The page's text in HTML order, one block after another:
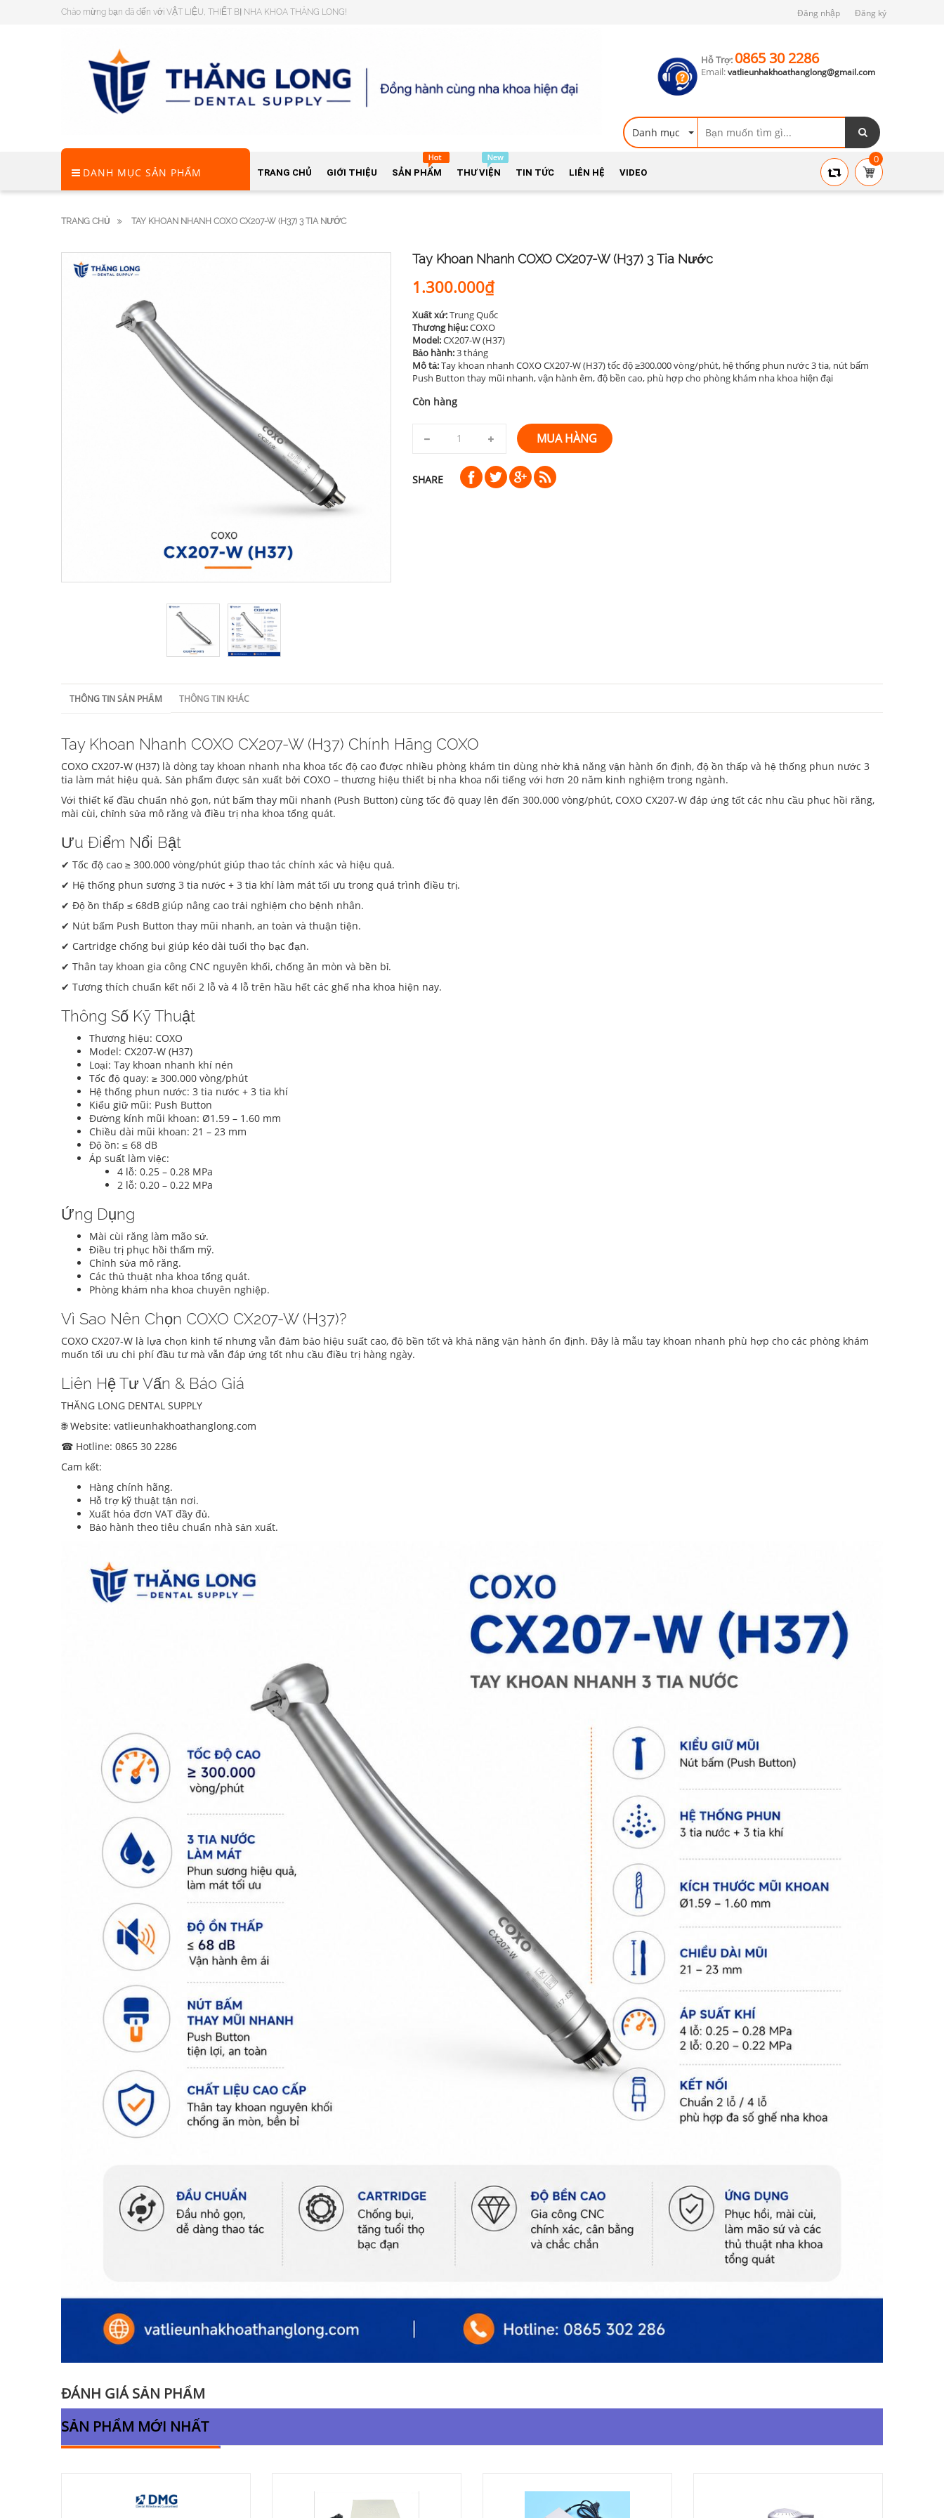
Chào mừng bạn đã đến với VẬT LIỆU, THIẾT BỊ NHA KHOA THĂNG LONG! Đăng nhập Đăng ký
Hỗ Trợ: 0865 30 2286
Email:vatlieunhakhoathanglong@gmail.com
Danh mục
DANH MỤC SẢN PHẨM TRANG CHỦ GIỚI THIỆU SẢN PHẨM THƯ VIỆN TIN TỨC LIÊN HỆ VIDEO
0
TRANG CHỦ TAY KHOAN NHANH COXO CX207-W (H37) 3 TIA NƯỚC
Tay Khoan Nhanh COXO CX207-W (H37) 3 Tia Nước
1.300.000₫
Xuất xứ:Trung Quốc
Thương hiệu:COXO
Model:CX207-W (H37)
Bảo hành:3 tháng
Mô tả:Tay khoan nhanh COXO CX207-W (H37) tốc độ ≥300.000 vòng/phút, hệ thống phun nước 3 tia, nút bấm
Push Button thay mũi nhanh, vận hành êm, độ bền cao, phù hợp cho phòng khám nha khoa hiện đại
Còn hàng
MUA HÀNG
SHARE
THÔNG TIN SẢN PHẨM THÔNG TIN KHÁC
Tay Khoan Nhanh COXO CX207-W (H37) Chính Hãng COXO
COXO CX207-W (H37) là dòng tay khoan nhanh nha khoa tốc độ cao được nhiều phòng khám tin dùng nhờ khả năng vận hành ổn định, độ ồn thấp và hệ thống phun nước 3
tia làm mát hiệu quả. Sản phẩm được sản xuất bởi COXO – thương hiệu thiết bị nha khoa nổi tiếng với hơn 20 năm kinh nghiệm trong ngành.
Với thiết kế đầu chuẩn nhỏ gọn, nút bấm thay mũi nhanh (Push Button) cùng tốc độ quay lên đến 300.000 vòng/phút, COXO CX207-W đáp ứng tốt các nhu cầu phục hồi răng,
mài cùi, chỉnh sửa mô răng và điều trị nha khoa tổng quát.
Ưu Điểm Nổi Bật
✔ Tốc độ cao ≥ 300.000 vòng/phút giúp thao tác chính xác và hiệu quả.
✔ Hệ thống phun sương 3 tia nước + 3 tia khí làm mát tối ưu trong quá trình điều trị.
✔ Độ ồn thấp ≤ 68dB giúp nâng cao trải nghiệm cho bệnh nhân.
✔ Nút bấm Push Button thay mũi nhanh, an toàn và thuận tiện.
✔ Cartridge chống bụi giúp kéo dài tuổi thọ bạc đạn.
✔ Thân tay khoan gia công CNC nguyên khối, chống ăn mòn và bền bỉ.
✔ Tương thích chuẩn kết nối 2 lỗ và 4 lỗ trên hầu hết các ghế nha khoa hiện nay.
Thông Số Kỹ Thuật
Thương hiệu: COXO
Model: CX207-W (H37)
Loại: Tay khoan nhanh khí nén
Tốc độ quay: ≥ 300.000 vòng/phút
Hệ thống phun nước: 3 tia nước + 3 tia khí
Kiểu giữ mũi: Push Button
Đường kính mũi khoan: Ø1.59 – 1.60 mm
Chiều dài mũi khoan: 21 – 23 mm
Độ ồn: ≤ 68 dB
Áp suất làm việc:
4 lỗ: 0.25 – 0.28 MPa
2 lỗ: 0.20 – 0.22 MPa
Ứng Dụng
Mài cùi răng làm mão sứ.
Điều trị phục hồi thẩm mỹ.
Chỉnh sửa mô răng.
Các thủ thuật nha khoa tổng quát.
Phòng khám nha khoa chuyên nghiệp.
Vì Sao Nên Chọn COXO CX207-W (H37)?
COXO CX207-W là lựa chọn kinh tế nhưng vẫn đảm bảo hiệu suất cao, độ bền tốt và khả năng vận hành ổn định. Đây là mẫu tay khoan nhanh phù hợp cho các phòng khám
muốn tối ưu chi phí đầu tư mà vẫn đáp ứng tốt nhu cầu điều trị hàng ngày.
Liên Hệ Tư Vấn & Báo Giá
THĂNG LONG DENTAL SUPPLY
🌐 Website: vatlieunhakhoathanglong.com
☎ Hotline: 0865 30 2286
Cam kết:
Hàng chính hãng.
Hỗ trợ kỹ thuật tận nơi.
Xuất hóa đơn VAT đầy đủ.
Bảo hành theo tiêu chuẩn nhà sản xuất.
ĐÁNH GIÁ SẢN PHẨM
SẢN PHẨM MỚI NHẤT